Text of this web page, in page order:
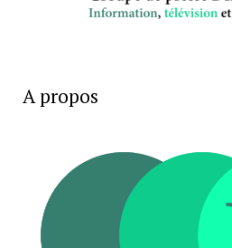
A propos